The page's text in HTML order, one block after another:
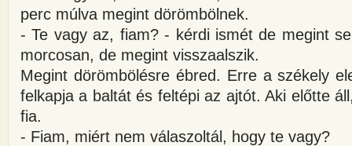
perc múlva megint dörömbölnek.
- Te vagy az, fiam? - kérdi ismét de megint
morcosan, de megint visszaalszik.
Megint dörömbölésre ébred. Erre a székely
felkapja a baltát és feltépi az ajtót. Aki előtte
fia.
- Fiam, miért nem válaszoltál, hogy te vagy?